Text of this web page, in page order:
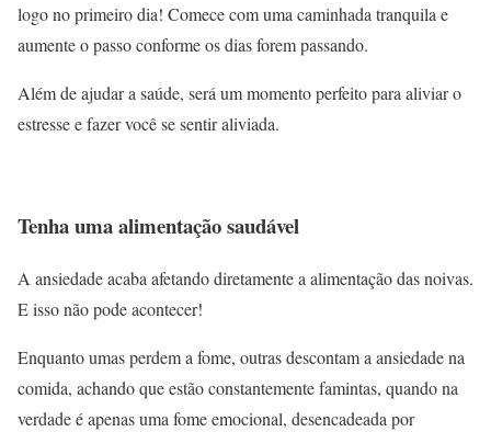
logo no primeiro dia! Comece com uma caminhada tranquila e
aumente o passo conforme os dias forem passando.
Além de ajudar a saúde, será um momento perfeito para aliviar o
estresse e fazer você se sentir aliviada.
Tenha uma alimentação saudável
A ansiedade acaba afetando diretamente a alimentação das noivas.
E isso não pode acontecer!
Enquanto umas perdem a fome, outras descontam a ansiedade na
comida, achando que estão constantemente famintas, quando na
verdade é apenas uma fome emocional, desencadeada por